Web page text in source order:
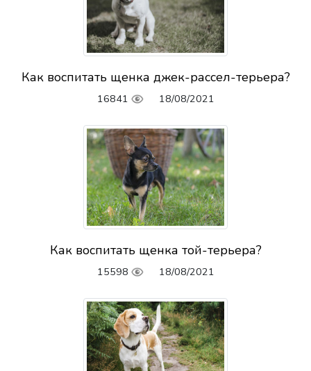
Как воспитать щенка джек-рассел-терьера?
16841 18/08/2021
Как воспитать щенка той-терьера?
15598 18/08/2021